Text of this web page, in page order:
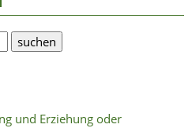
und Erziehung oder